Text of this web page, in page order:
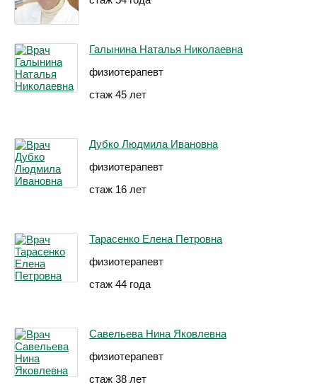
Галынина Наталья Николаевна
физиотерапевт
стаж 45 лет
Дубко Людмила Ивановна
физиотерапевт
стаж 16 лет
Тарасенко Елена Петровна
физиотерапевт
стаж 44 года
Савельева Нина Яковлевна
физиотерапевт
стаж 38 лет